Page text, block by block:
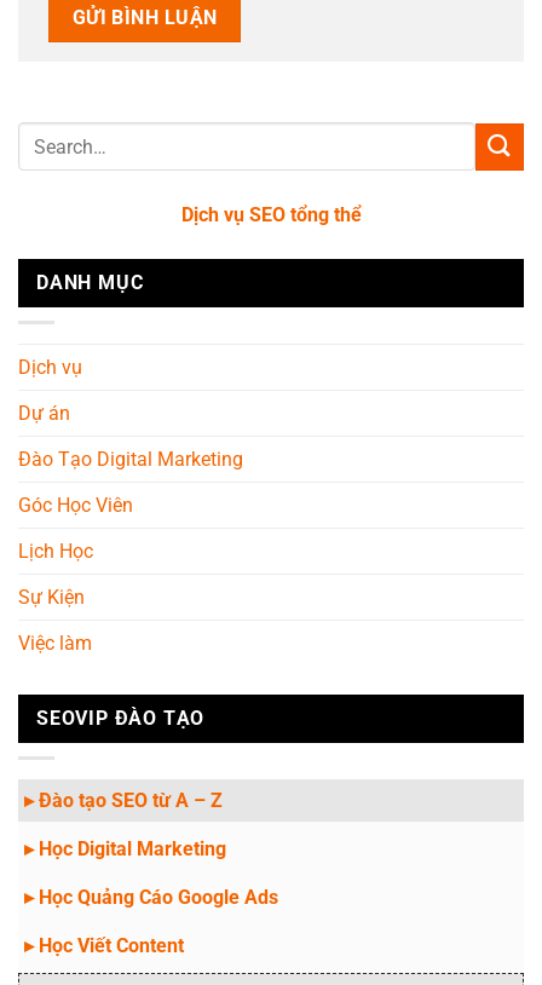
Dịch vụ SEO tổng thể
DANH MỤC
Dịch vụ
Dự án
Đào Tạo Digital Marketing
Góc Học Viên
Lịch Học
Sự Kiện
Việc làm
SEOVIP ĐÀO TẠO
▸ Đào tạo SEO từ A – Z
▸ Học Digital Marketing
▸ Học Quảng Cáo Google Ads
▸ Học Viết Content